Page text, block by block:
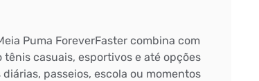
Puma ForeverFaster combina com
casuais, esportivos e até opções
passeios, escola ou momentos